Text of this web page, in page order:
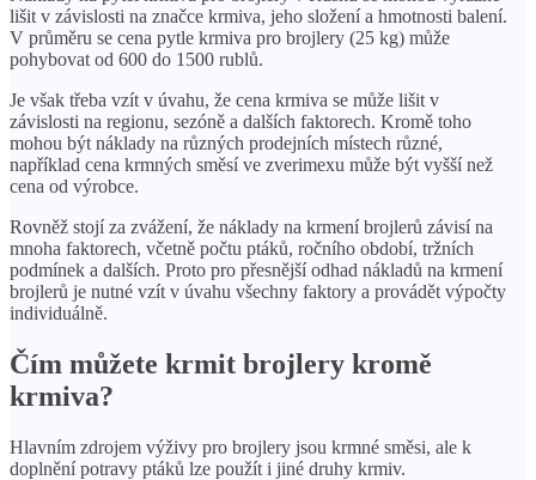
lišit v závislosti na značce krmiva, jeho složení a hmotnosti balení.
V průměru se cena pytle krmiva pro brojlery (25 kg) může
pohybovat od 600 do 1500 rublů.
Je však třeba vzít v úvahu, že cena krmiva se může lišit v
závislosti na regionu, sezóně a dalších faktorech. Kromě toho
mohou být náklady na různých prodejních místech různé,
například cena krmných směsí ve zverimexu může být vyšší než
cena od výrobce.
Rovněž stojí za zvážení, že náklady na krmení brojlerů závisí na
mnoha faktorech, včetně počtu ptáků, ročního období, tržních
podmínek a dalších. Proto pro přesnější odhad nákladů na krmení
brojlerů je nutné vzít v úvahu všechny faktory a provádět výpočty
individuálně.
Čím můžete krmit brojlery kromě
krmiva?
Hlavním zdrojem výživy pro brojlery jsou krmné směsi, ale k
doplnění potravy ptáků lze použít i jiné druhy krmiv.